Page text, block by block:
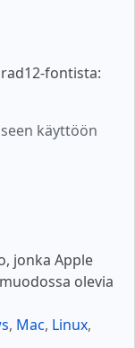
fontista:
käyttöön
jonka Apple
olevia
, Mac, Linux,